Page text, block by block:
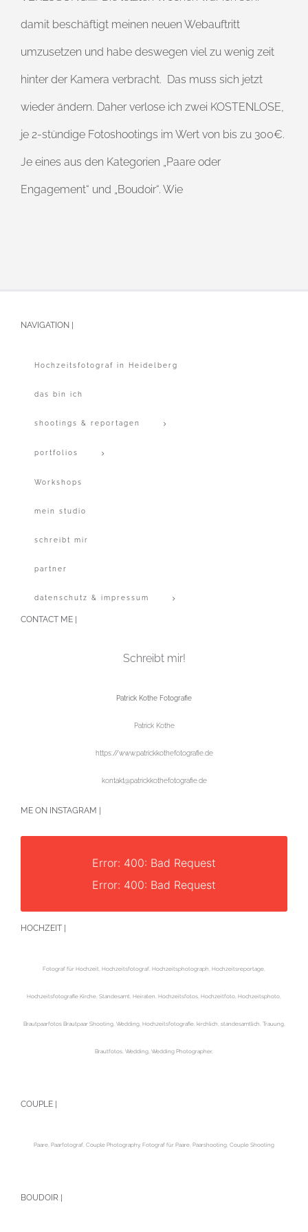
damit beschäftigt meinen neuen Webauftritt
umzusetzen und habe deswegen viel zu wenig zeit
hinter der Kamera verbracht. Das muss sich jetzt
wieder ändern. Daher verlose ich zwei KOSTENLOSE,
je 2-stündige Fotoshootings im Wert von bis zu 300€.
Je eines aus den Kategorien „Paare oder
Engagement“ und „Boudoir“. Wie
NAVIGATION |
Hochzeitsfotograf in Heidelberg
das bin ich
shootings & reportagen
portfolios
Workshops
mein studio
schreibt mir
partner
datenschutz & impressum
CONTACT ME |
Schreibt mir!
Patrick Kothe Fotografie
Patrick Kothe
https://www.patrickkothefotografie.de
kontakt@patrickkothefotografie.de
ME ON INSTAGRAM |
Error: 400: Bad Request
Error: 400: Bad Request
HOCHZEIT |
Fotograf für Hochzeit, Hochzeitsfotograf, Hochzeitsphotograph, Hochzeitsreportage,
Hochzeitsfotografie Kirche, Standesamt, Heiraten, Hochzeitsfotos, Hochzeitfoto, Hochzeitsphoto,
Brautpaarfotos Brautpaar Shooting, Wedding, Hochzeitsfotografie, kirchlich, standesamtlich, Trauung,
Brautfotos, Wedding, Wedding Photographer,
COUPLE |
Paare, Paarfotograf, Couple Photography, Fotograf für Paare, Paarshooting, Couple Shooting
BOUDOIR |